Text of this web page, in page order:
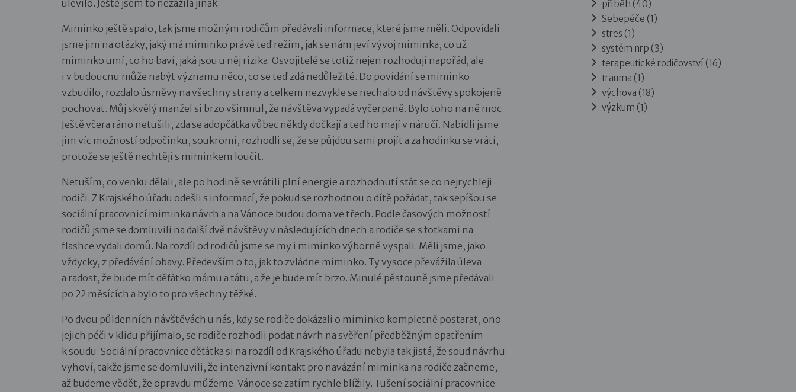
ulevilo. Ještě jsem to nezažila jinak.
Miminko ještě spalo, tak jsme možným rodičům předávali informace, které jsme měli. Odpovídali
jsme jim na otázky, jaký má miminko právě teď režim, jak se nám jeví vývoj miminka, co už
miminko umí, co ho baví, jaká jsou u něj rizika. Osvojitelé se totiž nejen rozhodují napořád, ale
i v budoucnu může nabýt významu něco, co se teď zdá nedůležité. Do povídání se miminko
vzbudilo, rozdalo úsměvy na všechny strany a celkem nezvykle se nechalo od návštěvy spokojeně
pochovat. Můj skvělý manžel si brzo všimnul, že návštěva vypadá vyčerpaně. Bylo toho na ně moc.
Ještě včera ráno netušili, zda se adopčátka vůbec někdy dočkají a teď ho mají v náručí. Nabídli jsme
jim víc možností odpočinku, soukromí, rozhodli se, že se půjdou sami projít a za hodinku se vrátí,
protože se ještě nechtějí s miminkem loučit.
Netuším, co venku dělali, ale po hodině se vrátili plní energie a rozhodnutí stát se co nejrychleji
rodiči. Z Krajského úřadu odešli s informací, že pokud se rozhodnou o dítě požádat, tak sepíšou se
sociální pracovnicí miminka návrh a na Vánoce budou doma ve třech. Podle časových možností
rodičů jsme se domluvili na další dvě návštěvy v následujících dnech a rodiče se s fotkami na
flashce vydali domů. Na rozdíl od rodičů jsme se my i miminko výborně vyspali. Měli jsme, jako
vždycky, z předávání obavy. Především o to, jak to zvládne miminko. Ty vysoce převážila úleva
a radost, že bude mít děťátko mámu a tátu, a že je bude mít brzo. Minulé pěstouně jsme předávali
po 22 měsících a bylo to pro všechny těžké.
Po dvou půldenních návštěvách u nás, kdy se rodiče dokázali o miminko kompletně postarat, ono
jejich péči v klidu přijímalo, se rodiče rozhodli podat návrh na svěření předběžným opatřením
k soudu. Sociální pracovnice děťátka si na rozdíl od Krajského úřadu nebyla tak jistá, že soud návrhu
vyhoví, takže jsme se domluvili, že intenzivní kontakt pro navázání miminka na rodiče začneme,
až budeme vědět, že opravdu můžeme. Vánoce se zatím rychle blížily. Tušení sociální pracovnice
příběh (40)
Sebepéče (1)
stres (1)
systém nrp (3)
terapeutické rodičovství (16)
trauma (1)
výchova (18)
výzkum (1)